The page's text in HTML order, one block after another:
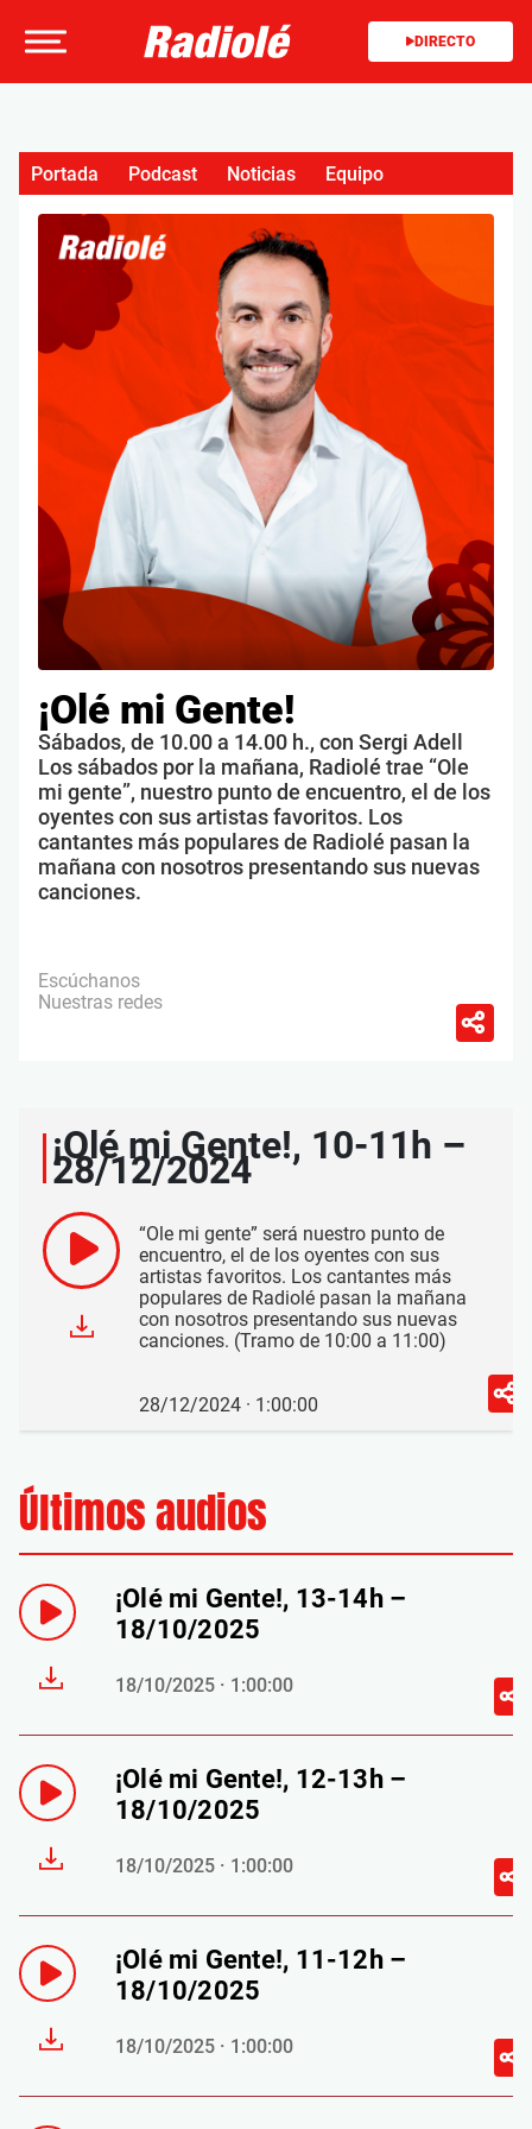
DIRECTO
¡Olé mi Gente!
Sábados, de 10.00 a 14.00 h., con Sergi Adell
Los sábados por la mañana, Radiolé trae “Ole
mi gente”, nuestro punto de encuentro, el de los
oyentes con sus artistas favoritos. Los
cantantes más populares de Radiolé pasan la
mañana con nosotros presentando sus nuevas
canciones.
Escúchanos
Nuestras redes
Portada Podcast Noticias Equipo
¡Olé mi Gente!, 10-11h –
28/12/2024
“Ole mi gente” será nuestro punto de
encuentro, el de los oyentes con sus
artistas favoritos. Los cantantes más
populares de Radiolé pasan la mañana
con nosotros presentando sus nuevas
canciones. (Tramo de 10:00 a 11:00)
28/12/2024 · 1:00:00
Últimos audios
¡Olé mi Gente!, 13-14h –
18/10/2025
18/10/2025 · 1:00:00
¡Olé mi Gente!, 12-13h –
18/10/2025
18/10/2025 · 1:00:00
¡Olé mi Gente!, 11-12h –
18/10/2025
18/10/2025 · 1:00:00